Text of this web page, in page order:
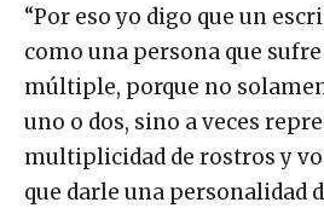
“Por eso yo digo que un
como una persona que
múltiple, porque no
uno o dos, sino a veces
multiplicidad de rostros y
que darle una personalidad